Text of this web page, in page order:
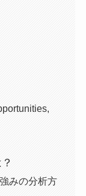
みの分析方